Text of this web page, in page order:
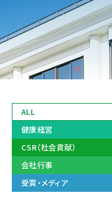
ALL
健康経営
CSR（社会貢献）
会社行事
受賞・メディア